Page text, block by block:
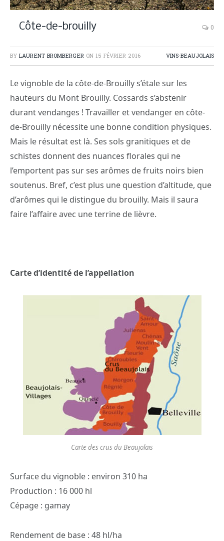
Côte-de-brouilly 0
BY LAURENT BROMBERGER ON 15 FÉVRIER 2016 VINS-BEAUJOLAIS
Le vignoble de la côte-de-Brouilly s’étale sur les
hauteurs du Mont Brouilly. Cossards s’abstenir
durant vendanges ! Travailler et vendanger en côte-
de-Brouilly nécessite une bonne condition physiques.
Mais le résultat est là. Ses sols granitiques et de
schistes donnent des nuances florales qui ne
l’emportent pas sur ses arômes de fruits noirs bien
soutenus. Bref, c’est plus une question d’altitude, que
d’arômes qui le distingue du brouilly. Mais il saura
faire l’affaire avec une terrine de lièvre.
Carte d’identité de l’appellation
Carte des crus du Beaujolais
Surface du vignoble : environ 310 ha
Production : 16 000 hl
Cépage : gamay
Rendement de base : 48 hl/ha